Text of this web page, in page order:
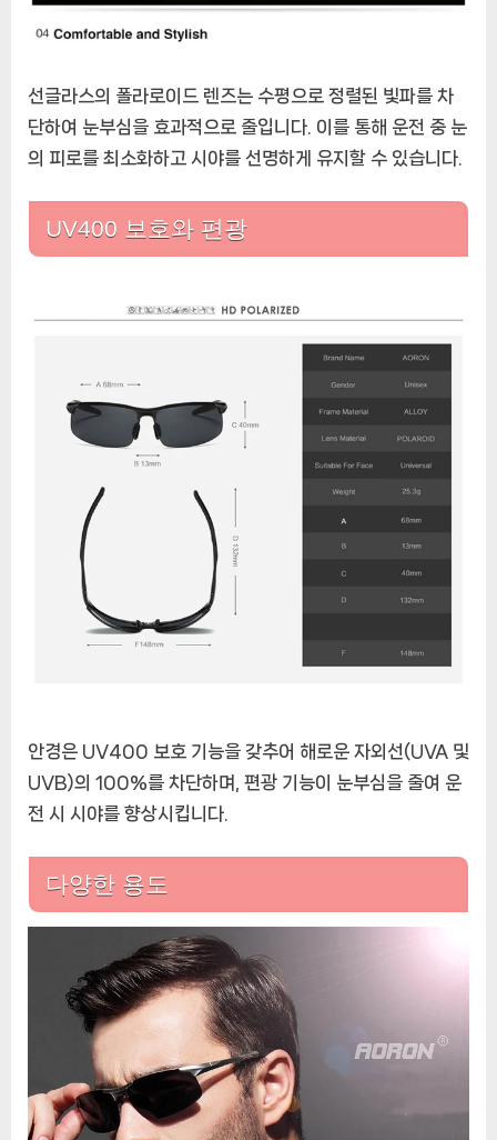
선글라스의 폴라로이드 렌즈는 수평으로 정렬된 빛파를 차
단하여 눈부심을 효과적으로 줄입니다. 이를 통해 운전 중 눈
의 피로를 최소화하고 시야를 선명하게 유지할 수 있습니다.
UV400 보호와 편광
안경은 UV400 보호 기능을 갖추어 해로운 자외선(UVA 및
UVB)의 100%를 차단하며, 편광 기능이 눈부심을 줄여 운
전 시 시야를 향상시킵니다.
다양한 용도